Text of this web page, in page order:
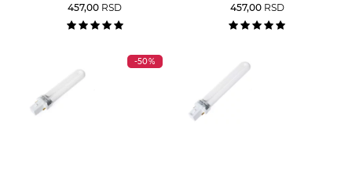
457,00 RSD
457,00 RSD
-50%